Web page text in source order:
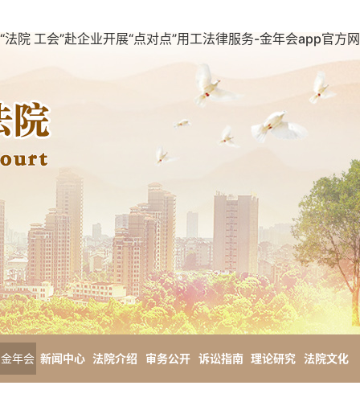
“法院 工会”赴企业开展“点对点”用工法律服务-金年会app官方网
金年会 新闻中心 法院介绍 审务公开 诉讼指南 理论研究 法院文化